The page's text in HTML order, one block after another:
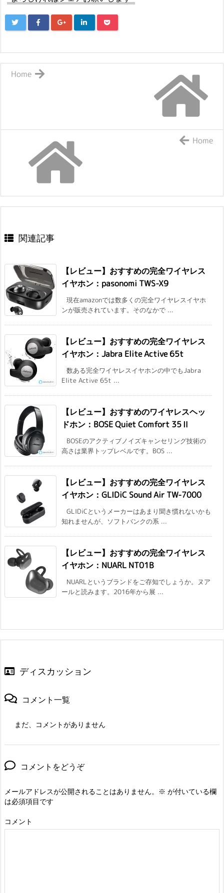
Home
Home
関連記事
【レビュー】おすすめの完全ワイヤレス
イヤホン：pasonomi TWS-X9
現在amazonでは数多くの完全ワイヤレスイヤホ
ンが販売されています。そのなかで ...
【レビュー】おすすめの完全ワイヤレス
イヤホン：Jabra Elite Active 65t
数ある完全ワイヤレスイヤホンの中でもJabra
Elite Active 65t ...
【レビュー】おすすめのワイヤレスヘッ
ドホン：BOSE Quiet Comfort 35Ⅱ
BOSEのアクティブノイズキャンセリング技術の
高さは業界トップレベルです。BOS ...
【レビュー】おすすめの完全ワイヤレス
イヤホン：GLIDiC Sound Air TW-7000
GLIDiCというメーカーはあまり聞き慣れないかも
知れませんが、ソフトバンクの系 ...
【レビュー】おすすめの完全ワイヤレス
イヤホン：NUARL NT01B
NUARLというブランドをご存知でしょうか。ヌア
ールと読みます。2016年から展 ...
ディスカッション
コメント一覧
まだ、コメントがありません
コメントをどうぞ
メールアドレスが公開されることはありません。 ※ が付いている欄
は必須項目です
コメント